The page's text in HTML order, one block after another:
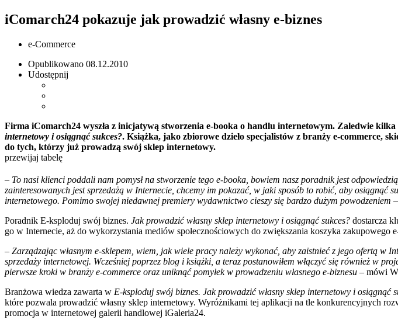
iComarch24 pokazuje jak prowadzić własny e-biznes
e-Commerce
Opublikowano 08.12.2010
Udostępnij
Firma iComarch24 wyszła z inicjatywą stworzenia e-booka o handlu internetowym. Zaledwie
internetowy i osiągnąć sukces?. Książka, jako zbiorowe dzieło specjalistów z branży e-commerce,
do tych, którzy już prowadzą swój sklep internetowy.
przewijaj tabelę
– To nasi klienci poddali nam pomysł na stworzenie tego e-booka, bowiem nasz poradnik jest
zainteresowanych jest sprzedażą w Internecie, chcemy im pokazać, w jaki sposób to robić, aby osiągnąć
internetowego. Pomimo swojej niedawnej premiery wydawnictwo cieszy się bardzo dużym powodzeniem
Poradnik E-ksploduj swój biznes. Jak prowadzić własny sklep internetowy i osiągnąć sukces? dostarcza
go w Internecie, aż do wykorzystania mediów społecznościowych do zwiększania koszyka zakupowego
– Zarządzając własnym e-sklepem, wiem, jak wiele pracy należy wykonać, aby zaistnieć z jego ofertą w
sprzedaży internetowej. Wcześniej poprzez blog i książki, a teraz postanowiłem włączyć się również w
pierwsze kroki w branży e-commerce oraz uniknąć pomyłek w prowadzeniu własnego e-biznesu – mówi
Branżowa wiedza zawarta w E-ksploduj swój biznes. Jak prowadzić własny sklep internetowy i osiągnąć
które pozwala prowadzić własny sklep internetowy. Wyróżnikami tej aplikacji na tle konkurencyjnych
promocja w internetowej galerii handlowej iGaleria24.